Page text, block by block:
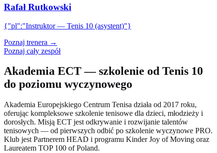
Rafał Rutkowski
{"pl":"Instruktor — Tenis 10 (asystent)"}
Poznaj trenera →
Poznaj cały zespół
Akademia ECT — szkolenie od Tenis 10
do poziomu wyczynowego
Akademia Europejskiego Centrum Tenisa działa od 2017 roku,
oferując kompleksowe szkolenie tenisowe dla dzieci, młodzieży i
dorosłych. Misją ECT jest odkrywanie i rozwijanie talentów
tenisowych — od pierwszych odbić po szkolenie wyczynowe PRO.
Klub jest Partnerem HEAD i programu Kinder Joy of Moving oraz
Laureatem TOP 100 of Poland.